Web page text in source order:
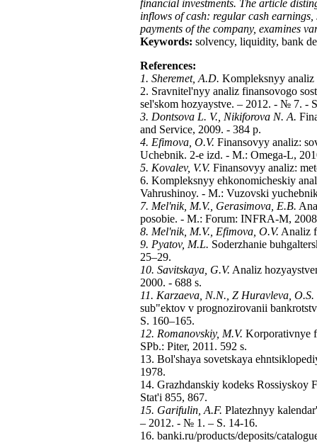
financial investments. The article
inflows of cash: regular cash
payments of the company, examines
Keywords: solvency, liquidity, bank
References:
1. Sheremet, A.D. Kompleksnyy
2. Sravnitel'nyy analiz finansovogo
sel'skom hozyaystve. – 2012. - № 7. -
3. Dontsova L. V., Nikiforova N. A.
and Service, 2009. - 384 p.
4. Efimova, O.V. Finansovyy analiz:
Uchebnik. 2-e izd. - M.: Omega-L,
5. Kovalev, V.V. Finansovyy analiz:
6. Kompleksnyy ehkonomicheskiy
Vahrushinoy. - M.: Vuzovski
7. Mel'nik, M.V., Gerasimova, E.B.
posobie. - M.: Forum: INFRA-M,
8. Mel'nik, M.V., Efimova, O.V.Analiz
9. Pyatov, M.L. Soderzhanie
25–29.
10. Savitskaya, G.V.Analiz
2000. - 688 s.
11. Karzaeva, N.N., Z Huravleva, O.S.
sub"ektov v prognozirovanii
S. 160–165.
12. Romanovskiy, M.V. Korporativnye
SPb.: Piter, 2011. 592 s.
13. Bol'shaya sovetskaya
1978.
14. Grazhdanskiy kodeks Rossiyskoy
Stat'i 855, 867.
15. Garifulin, A.F. Platezhnyy
– 2012. - № 1. – S. 14-16.
16. banki.ru/products/deposits/